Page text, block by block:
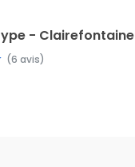
- Clairefontaine
(6 avis)